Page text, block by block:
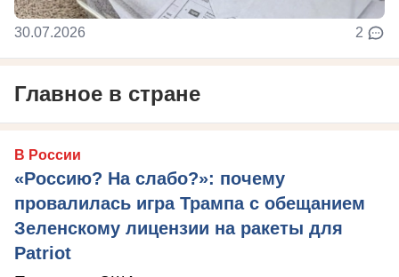
30.07.2026 2
Главное в стране
В России
«Россию? На слабо?»: почему
провалилась игра Трампа с обещанием
Зеленскому лицензии на ракеты для
Patriot